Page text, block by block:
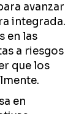
avanzar
integrada.
en las
a riesgos
que los
en